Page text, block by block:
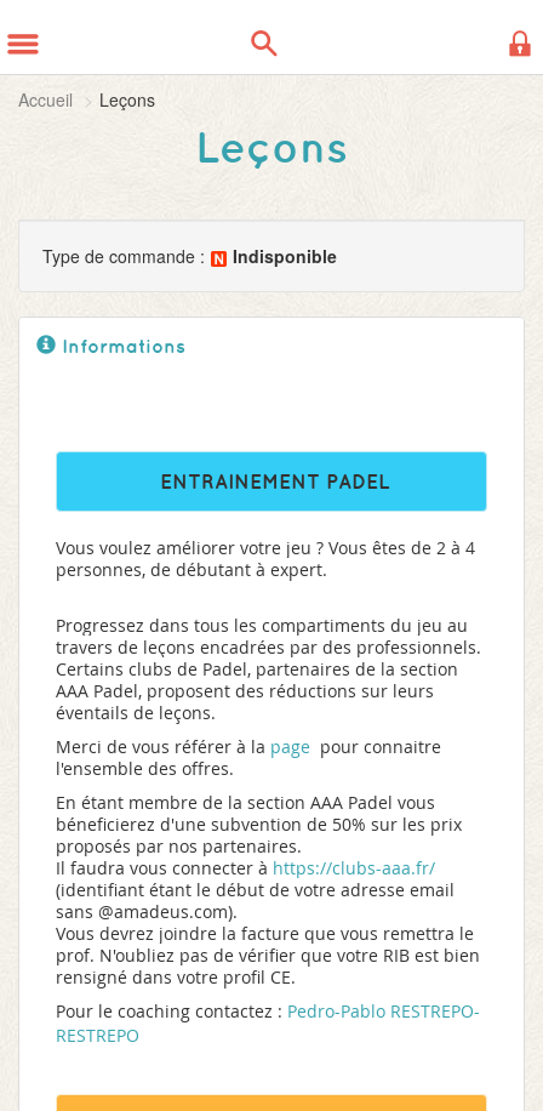
Accueil Leçons
Leçons
Type de commande : Indisponible
Informations
ENTRAINEMENT PADEL
Vous voulez améliorer votre jeu ? Vous êtes de 2 à 4
personnes, de débutant à expert.
Progressez dans tous les compartiments du jeu au
travers de leçons encadrées par des professionnels.
Certains clubs de Padel, partenaires de la section
AAA Padel, proposent des réductions sur leurs
éventails de leçons.
Merci de vous référer à la page pour connaitre
l'ensemble des offres.
En étant membre de la section AAA Padel vous
béneficierez d'une subvention de 50% sur les prix
proposés par nos partenaires.
Il faudra vous connecter à https://clubs-aaa.fr/
(identifiant étant le début de votre adresse email
sans @amadeus.com).
Vous devrez joindre la facture que vous remettra le
prof. N'oubliez pas de vérifier que votre RIB est bien
rensigné dans votre profil CE.
Pour le coaching contactez : Pedro-Pablo RESTREPO-
RESTREPO